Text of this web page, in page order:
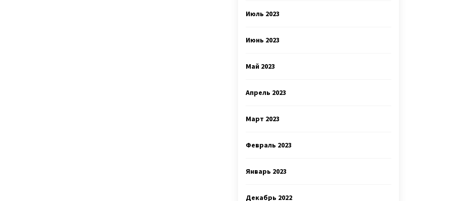
Июль 2023
Июнь 2023
Май 2023
Апрель 2023
Март 2023
Февраль 2023
Январь 2023
Декабрь 2022